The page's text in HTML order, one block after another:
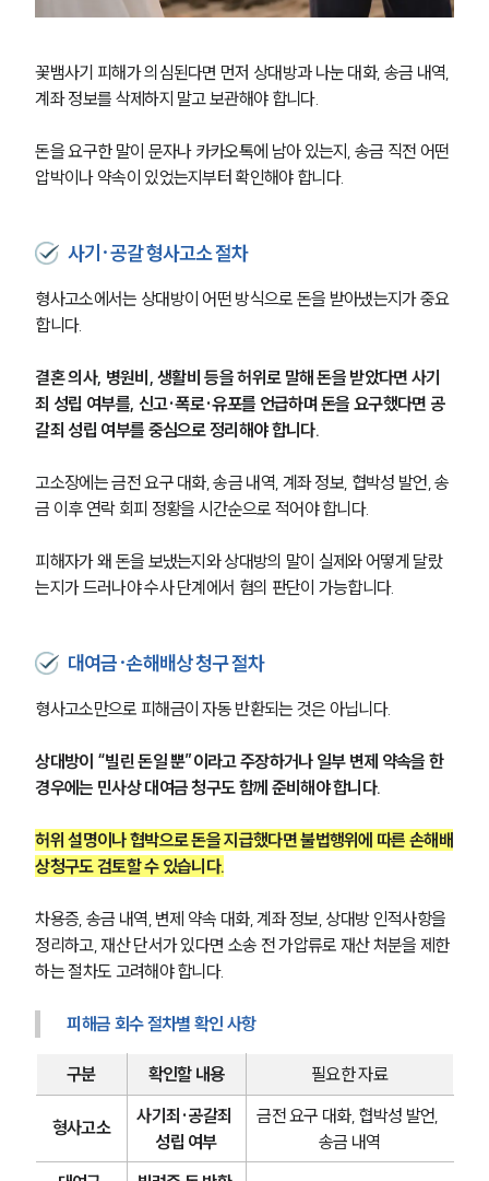
꽃뱀사기 피해가 의심된다면 먼저 상대방과 나눈 대화, 송금 내역,
계좌 정보를 삭제하지 말고 보관해야 합니다.
돈을 요구한 말이 문자나 카카오톡에 남아 있는지, 송금 직전 어떤
압박이나 약속이 있었는지부터 확인해야 합니다.
사기·공갈 형사고소 절차
형사고소에서는 상대방이 어떤 방식으로 돈을 받아냈는지가 중요
합니다.
결혼 의사, 병원비, 생활비 등을 허위로 말해 돈을 받았다면 사기
죄 성립 여부를, 신고·폭로·유포를 언급하며 돈을 요구했다면 공
갈죄 성립 여부를 중심으로 정리해야 합니다.
고소장에는 금전 요구 대화, 송금 내역, 계좌 정보, 협박성 발언, 송
금 이후 연락 회피 정황을 시간순으로 적어야 합니다.
피해자가 왜 돈을 보냈는지와 상대방의 말이 실제와 어떻게 달랐
는지가 드러나야 수사 단계에서 혐의 판단이 가능합니다.
대여금·손해배상 청구 절차
형사고소만으로 피해금이 자동 반환되는 것은 아닙니다.
상대방이 “빌린 돈일 뿐”이라고 주장하거나 일부 변제 약속을 한
경우에는 민사상 대여금 청구도 함께 준비해야 합니다.
허위 설명이나 협박으로 돈을 지급했다면 불법행위에 따른 손해배
상청구도 검토할 수 있습니다.
차용증, 송금 내역, 변제 약속 대화, 계좌 정보, 상대방 인적사항을
정리하고, 재산 단서가 있다면 소송 전 가압류로 재산 처분을 제한
하는 절차도 고려해야 합니다.
피해금 회수 절차별 확인 사항
구분 확인할 내용 필요한 자료
형사고소
사기죄·공갈죄
성립 여부
금전 요구 대화, 협박성 발언,
송금 내역